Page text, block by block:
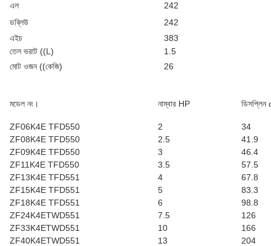
এল
242
ডব্লিউ
242
এইচ
383
তেল ভরাট ((L)
1.5
মোট ওজন ((কেজি)
26
মডেল নং। নাম্বার HP
ZF06K4E TFD550 2
34
ZF08K4E TFD550
2.5
41.9
ZF09K4E TFD550
3
46.4
ZF11K4E TFD550
3.5
57.5
ZF13K4E TFD551
4
67.8
ZF15K4E TFD551
5
83.3
ZF18K4E TFD551
6
98.8
ZF24K4ETWD551
7.5
126
ZF33K4ETWD551
10
166
ZF40K4ETWD551
13
204